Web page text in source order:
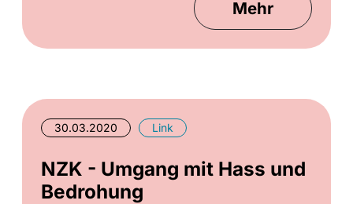
Mehr
30.03.2020 Link
NZK - Umgang mit Hass und
Bedrohung